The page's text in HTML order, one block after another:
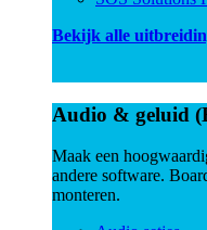
Bekijk alle
Audio & geluid
Maak een
andere software.
monteren.